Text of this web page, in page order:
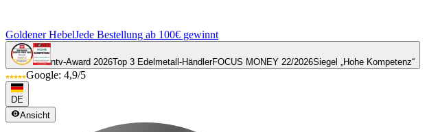
Goldener HebelJede Bestellung ab 100€ gewinnt
ntv-Award 2026Top 3 Edelmetall-HändlerFOCUS MONEY 22/2026Siegel „Hohe Kompetenz“
Google: 4,9/5
DE
Ansicht